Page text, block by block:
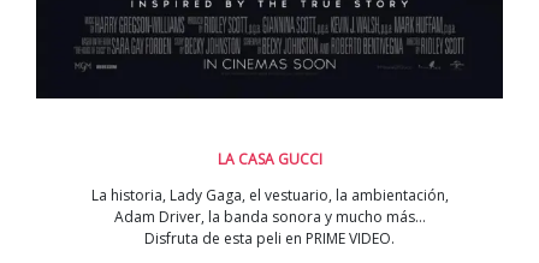
LA CASA GUCCI
La historia, Lady Gaga, el vestuario, la ambientación,
Adam Driver, la banda sonora y mucho más…
Disfruta de esta peli en PRIME VIDEO.